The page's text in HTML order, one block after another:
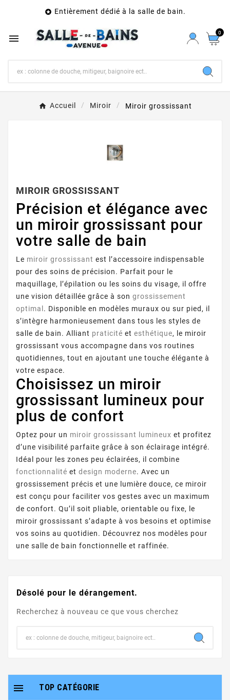
 Entièrement dédié à la salle de bain.
 0
Accueil Miroir Miroir grossissant
MIROIR GROSSISSANT
Précision et élégance avec
un miroir grossissant pour
votre salle de bain
Le miroir grossissant est l’accessoire indispensable
pour des soins de précision. Parfait pour le
maquillage, l’épilation ou les soins du visage, il offre
une vision détaillée grâce à son grossissement
optimal . Disponible en modèles muraux ou sur pied, il
s’intègre harmonieusement dans tous les styles de
salle de bain. Alliant praticité et esthétique, le miroir
grossissant vous accompagne dans vos routines
quotidiennes, tout en ajoutant une touche élégante à
votre espace.
Choisissez un miroir
grossissant lumineux pour
plus de confort
Optez pour un miroir grossissant lumineux et profitez
d’une visibilité parfaite grâce à son éclairage intégré.
Idéal pour les zones peu éclairées, il combine
fonctionnalité et design moderne. Avec un
grossissement précis et une lumière douce, ce miroir
est conçu pour faciliter vos gestes avec un maximum
de confort. Qu’il soit pliable, orientable ou fixe, le
miroir grossissant s’adapte à vos besoins et optimise
vos soins au quotidien. Découvrez nos modèles pour
une salle de bain fonctionnelle et raffinée.
Désolé pour le dérangement.
Recherchez à nouveau ce que vous cherchez
TOP CATÉGORIE
